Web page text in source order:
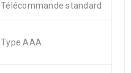
Télécommande standard
Type AAA